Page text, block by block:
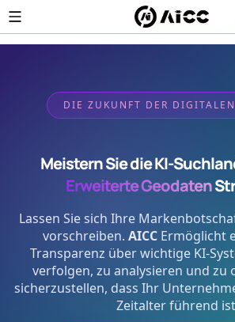
DIE ZUKUNFT DER
Meistern Sie die KI-
Erweiterte Geodaten
Lassen Sie sich Ihre
vorschreiben. AICC Ermöglicht
Transparenz über wichtige KI-
verfolgen, zu analysieren und zu
sicherzustellen, dass Ihr
Zeitalter führend